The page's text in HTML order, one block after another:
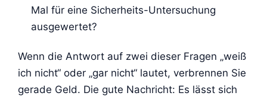
Mal für eine Sicherheits-Untersuchung
ausgewertet?
Wenn die Antwort auf zwei dieser Fragen „weiß
ich nicht“ oder „gar nicht“ lautet, verbrennen Sie
gerade Geld. Die gute Nachricht: Es lässt sich